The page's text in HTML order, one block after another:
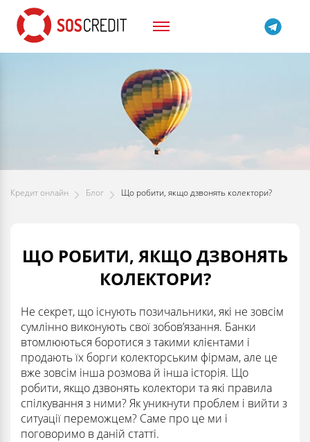
Кредит онлайн Блог Що робити, якщо дзвонять колектори?
ЩО РОБИТИ, ЯКЩО ДЗВОНЯТЬ
КОЛЕКТОРИ?
Не секрет, що існують позичальники, які не зовсім
сумлінно виконують свої зобов’язання. Банки
втомлюються боротися з такими клієнтами і
продають їх борги колекторським фірмам, але це
вже зовсім інша розмова й інша історія. Що
робити, якщо дзвонять колектори та які правила
спілкування з ними? Як уникнути проблем і вийти з
ситуації переможцем? Саме про це ми і
поговоримо в даній статті.